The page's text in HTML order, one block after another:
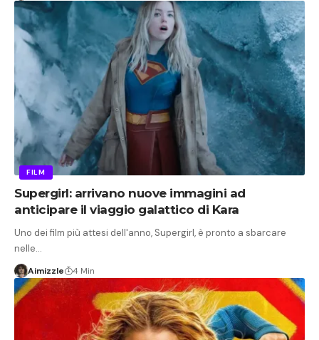
FILM
Supergirl: arrivano nuove immagini ad
anticipare il viaggio galattico di Kara
Uno dei film più attesi dell'anno, Supergirl, è pronto a sbarcare
nelle…
Aimizzle 4 Min